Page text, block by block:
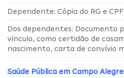
Dependente: Cópia do RG e CPF
Dos dependentes: Documento
vínculo, como certidão de
nascimento, carta de convívio
Saúde Pública em Campo Alegre